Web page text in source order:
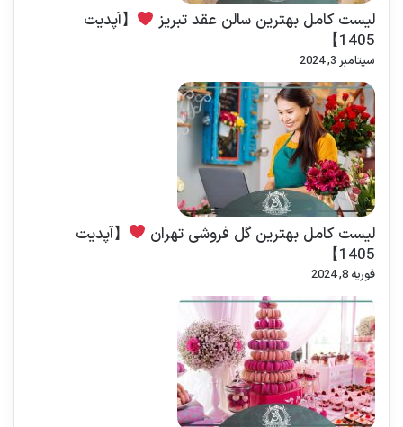
لیست کامل بهترین سالن عقد تبریز
【آپدیت
1405】
سپتامبر 3, 2024
لیست کامل بهترین گل فروشی تهران
【آپدیت
1405】
فوریه 8, 2024